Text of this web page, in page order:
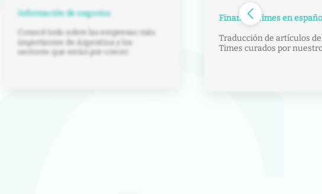
Financial Times en español
Traducción de artículos del Financial
Times curados por nuestros editores.
Contenido exclusivo
Notas y análisis con una
sobre economía, política y